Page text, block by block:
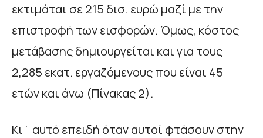
εκτιμάται σε 215 δισ. ευρώ μαζί με την
επιστροφή των εισφορών. Όμως, κόστος
μετάβασης δημιουργείται και για τους
2,285 εκατ. εργαζόμενους που είναι 45
ετών και άνω (Πίνακας 2).
Κι΄ αυτό επειδή όταν αυτοί φτάσουν στην